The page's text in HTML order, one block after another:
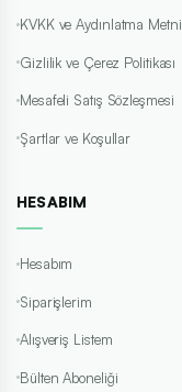
KVKK ve Aydınlatma Metni
Gizlilik ve Çerez Politikası
Mesafeli Satış Sözleşmesi
Şartlar ve Koşullar
HESABIM
Hesabım
Siparişlerim
Alışveriş Listem
Bülten Aboneliği